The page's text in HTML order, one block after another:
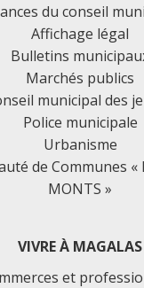
du conseil
Affichage légal
Bulletins
Marchés publics
municipal des
Police municipale
Urbanisme
de Communes «
MONTS »
VIVRE À MAGALAS
et